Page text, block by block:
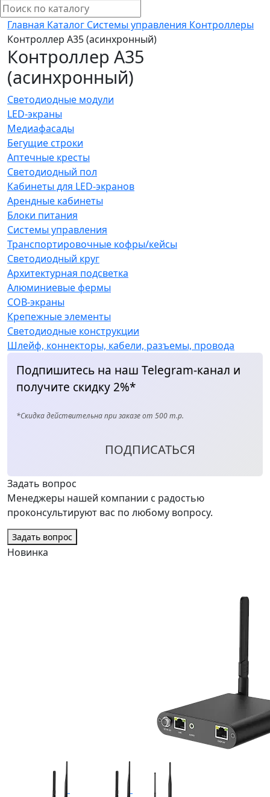
Главная Каталог Системы управления Контроллеры
Контроллер А35 (асинхронный)
Контроллер А35
(асинхронный)
Светодиодные модули
LED-экраны
Медиафасады
Бегущие строки
Аптечные кресты
Светодиодный пол
Кабинеты для LED-экранов
Арендные кабинеты
Блоки питания
Системы управления
Транспортировочные кофры/кейсы
Светодиодный круг
Архитектурная подсветка
Алюминиевые фермы
COB-экраны
Крепежные элементы
Светодиодные конструкции
Шлейф, коннекторы, кабели, разъемы, провода
Подпишитесь на наш Telegram-канал и
получите скидку 2%*
*Скидка действительна при заказе от 500 т.р.
ПОДПИСАТЬСЯ
Задать вопрос
Менеджеры нашей компании с радостью
проконсультируют вас по любому вопросу.
Задать вопрос
Новинка